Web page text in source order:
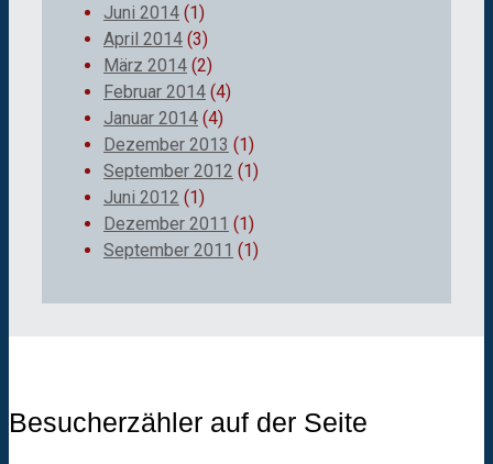
Juni 2014 (1)
April 2014 (3)
März 2014 (2)
Februar 2014 (4)
Januar 2014 (4)
Dezember 2013 (1)
September 2012 (1)
Juni 2012 (1)
Dezember 2011 (1)
September 2011 (1)
Besucherzähler auf der Seite